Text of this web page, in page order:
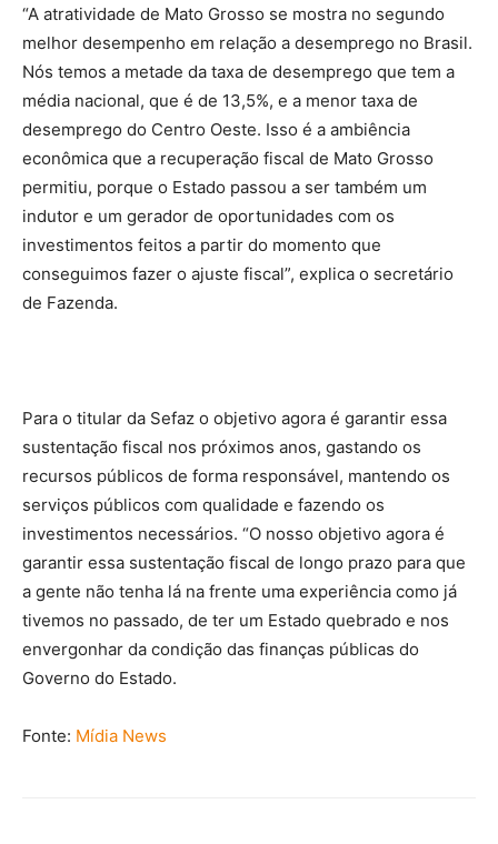
“A atratividade de Mato Grosso se mostra no segundo
melhor desempenho em relação a desemprego no Brasil.
Nós temos a metade da taxa de desemprego que tem a
média nacional, que é de 13,5%, e a menor taxa de
desemprego do Centro Oeste. Isso é a ambiência
econômica que a recuperação fiscal de Mato Grosso
permitiu, porque o Estado passou a ser também um
indutor e um gerador de oportunidades com os
investimentos feitos a partir do momento que
conseguimos fazer o ajuste fiscal”, explica o secretário
de Fazenda.
Para o titular da Sefaz o objetivo agora é garantir essa
sustentação fiscal nos próximos anos, gastando os
recursos públicos de forma responsável, mantendo os
serviços públicos com qualidade e fazendo os
investimentos necessários. “O nosso objetivo agora é
garantir essa sustentação fiscal de longo prazo para que
a gente não tenha lá na frente uma experiência como já
tivemos no passado, de ter um Estado quebrado e nos
envergonhar da condição das finanças públicas do
Governo do Estado.
Fonte: Mídia News